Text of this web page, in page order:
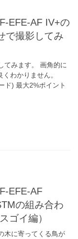
EFE-AF IV+の
で撮影してみ
てみます。 画角的に
わかりません。
ド) 最大2%ポイント
EFE-AF
の組み合わ
ゴイ編）
木に寄ってくる鳥が